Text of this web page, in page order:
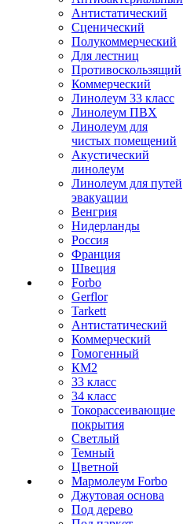
Антистатический
Сценический
Полукоммерческий
Для лестниц
Противоскользящий
Коммерческий
Линолеум 33 класс
Линолеум ПВХ
Линолеум для
чистых помещений
Акустический
линолеум
Линолеум для путей
эвакуации
Венгрия
Нидерланды
Россия
Франция
Швеция
Forbo
Gerflor
Tarkett
Антистатический
Коммерческий
Гомогенный
КМ2
33 класс
34 класс
Токорассеивающие
покрытия
Светлый
Темный
Цветной
Мармолеум Forbo
Джутовая основа
Под дерево